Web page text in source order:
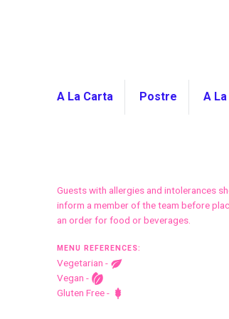
LING LING
A La Carta Postre A
Guests with allergies and intolerances
inform a member of the team before
an order for food or beverages.
MENU REFERENCES:
Vegetarian -
Vegan -
Gluten Free -